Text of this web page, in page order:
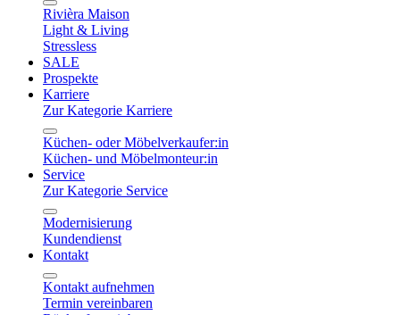
Rivièra Maison
Light & Living
Stressless
SALE
Prospekte
Karriere
Zur Kategorie Karriere
Küchen- oder Möbelverkaufer:in
Küchen- und Möbelmonteur:in
Service
Zur Kategorie Service
Modernisierung
Kundendienst
Kontakt
Kontakt aufnehmen
Termin vereinbaren